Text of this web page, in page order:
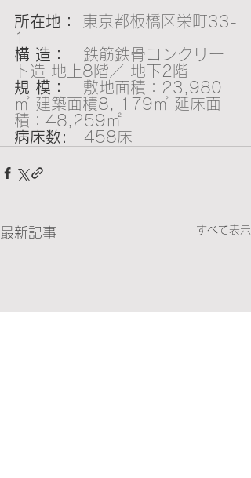
所在地：
東京都板橋区栄町33-
1
構 造：
   鉄筋鉄骨コンクリー
ト造 地上8階／ 地下2階
規 模：
   敷地面積：23,980
㎡ 建築面積8, 179㎡ 延床面
積：48,259㎡
病床数: 458床
最新記事 すべて表示